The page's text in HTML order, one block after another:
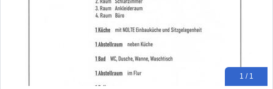
1 / 1